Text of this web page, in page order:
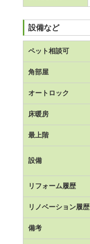
設備など
ペット相談可
角部屋
オートロック
床暖房
最上階
設備
リフォーム履歴
リノベーション履歴
備考